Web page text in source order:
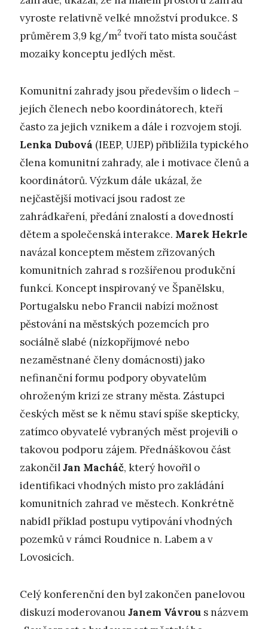
vyroste relativně velké množství produkce. S
průměrem 3,9 kg/m2 tvoří tato místa součást
mozaiky konceptu jedlých měst.
Komunitní zahrady jsou především o lidech –
jejích členech nebo koordinátorech, kteří
často za jejich vznikem a dále i rozvojem stojí.
Lenka Dubová (IEEP, UJEP) přiblížila typického
člena komunitní zahrady, ale i motivace členů a
koordinátorů. Výzkum dále ukázal, že
nejčastější motivací jsou radost ze
zahrádkaření, předání znalostí a dovedností
dětem a společenská interakce. Marek Hekrle
navázal konceptem městem zřizovaných
komunitních zahrad s rozšířenou produkční
funkcí. Koncept inspirovaný ve Španělsku,
Portugalsku nebo Francii nabízí možnost
pěstování na městských pozemcích pro
sociálně slabé (nízkopříjmové nebo
nezaměstnané členy domácnosti) jako
nefinanční formu podpory obyvatelům
ohroženým krizí ze strany města. Zástupci
českých měst se k němu staví spíše skepticky,
zatímco obyvatelé vybraných měst projevili o
takovou podporu zájem. Přednáškovou část
zakončilJan Macháč, který hovořil o
identifikaci vhodných místo pro zakládání
komunitních zahrad ve městech. Konkrétně
nabídl příklad postupu vytipování vhodných
pozemků v rámci Roudnice n. Labem a v
Lovosicích.
Celý konferenční den byl zakončen panelovou
diskuzí moderovanouJanem Vávrou s názvem